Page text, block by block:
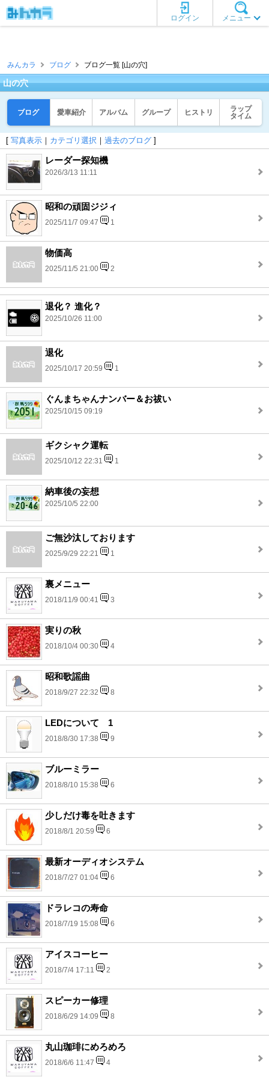
メニュー
ログイン
みんカラ ブログ ブログ一覧 [山の穴]
山の穴
ブログ 愛車紹介 アルバム グループ ヒストリ
ラップ
タイム
[ 写真表示 ｜ カテゴリ選択 ｜ 過去のブログ ]
レーダー探知機
2026/3/13 11:11
昭和の頑固ジジィ
2025/11/7 09:47 1
物価高
2025/11/5 21:00 2
退化？ 進化？
2025/10/26 11:00
退化
2025/10/17 20:59 1
ぐんまちゃんナンバー＆お祓い
2025/10/15 09:19
ギクシャク運転
2025/10/12 22:31 1
納車後の妄想
2025/10/5 22:00
ご無沙汰しております
2025/9/29 22:21 1
裏メニュー
2018/11/9 00:41 3
実りの秋
2018/10/4 00:30 4
昭和歌謡曲
2018/9/27 22:32 8
LEDについて 1
2018/8/30 17:38 9
ブルーミラー
2018/8/10 15:38 6
少しだけ毒を吐きます
2018/8/1 20:59 6
最新オーディオシステム
2018/7/27 01:04 6
ドラレコの寿命
2018/7/19 15:08 6
アイスコーヒー
2018/7/4 17:11 2
スピーカー修理
2018/6/29 14:09 8
丸山珈琲にめろめろ
2018/6/6 11:47 4